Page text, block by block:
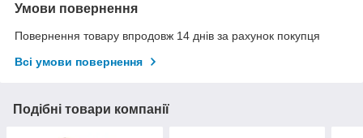
Умови повернення
Повернення товару впродовж 14 днів за рахунок покупця
Всі умови повернення
Подібні товари компанії